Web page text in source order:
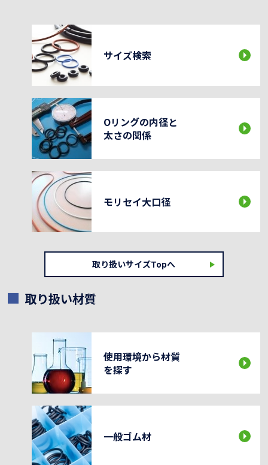
サイズ検索
Oリングの内径と
太さの関係
モリセイ大口径
取り扱いサイズTopへ
取り扱い材質
使用環境から材質
を探す
一般ゴム材